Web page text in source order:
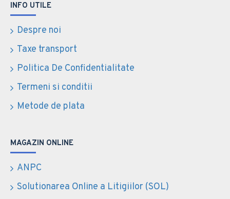
INFO UTILE
Despre noi
Taxe transport
Politica De Confidentialitate
Termeni si conditii
Metode de plata
MAGAZIN ONLINE
ANPC
Solutionarea Online a Litigiilor (SOL)